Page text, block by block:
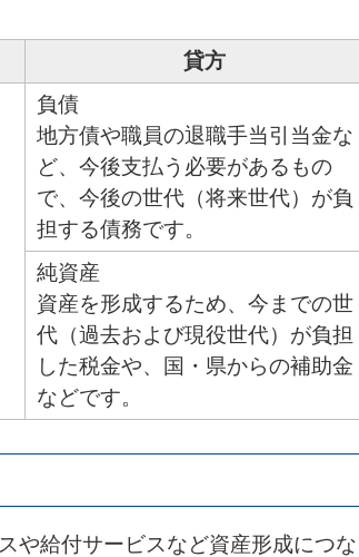
貸方
負債
地方債や職員の退職手当引当金な
ど、今後支払う必要があるもの
で、今後の世代（将来世代）が負
担する債務です。
純資産
資産を形成するため、今までの世
代（過去および現役世代）が負担
した税金や、国・県からの補助金
などです。
や給付サービスなど資産形成につな